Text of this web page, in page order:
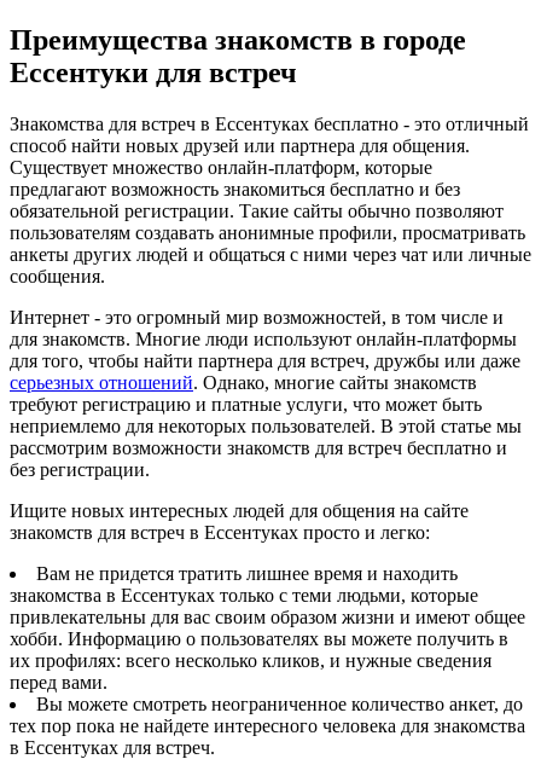
Преимущества знакомств в городе
Ессентуки для встреч
Знакомства для встреч в Ессентуках бесплатно - это отличный
способ найти новых друзей или партнера для общения.
Существует множество онлайн-платформ, которые
предлагают возможность знакомиться бесплатно и без
обязательной регистрации. Такие сайты обычно позволяют
пользователям создавать анонимные профили, просматривать
анкеты других людей и общаться с ними через чат или личные
сообщения.
Интернет - это огромный мир возможностей, в том числе и
для знакомств. Многие люди используют онлайн-платформы
для того, чтобы найти партнера для встреч, дружбы или даже
серьезных отношений. Однако, многие сайты знакомств
требуют регистрацию и платные услуги, что может быть
неприемлемо для некоторых пользователей. В этой статье мы
рассмотрим возможности знакомств для встреч бесплатно и
без регистрации.
Ищите новых интересных людей для общения на сайте
знакомств для встреч в Ессентуках просто и легко:
Вам не придется тратить лишнее время и находить
знакомства в Ессентуках только с теми людьми, которые
привлекательны для вас своим образом жизни и имеют общее
хобби. Информацию о пользователях вы можете получить в
их профилях: всего несколько кликов, и нужные сведения
перед вами.
Вы можете смотреть неограниченное количество анкет, до
тех пор пока не найдете интересного человека для знакомства
в Ессентуках для встреч.